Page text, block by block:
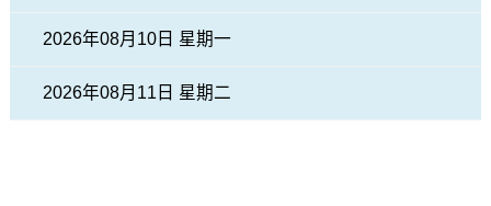
2026年08月10日 星期一
2026年08月11日 星期二